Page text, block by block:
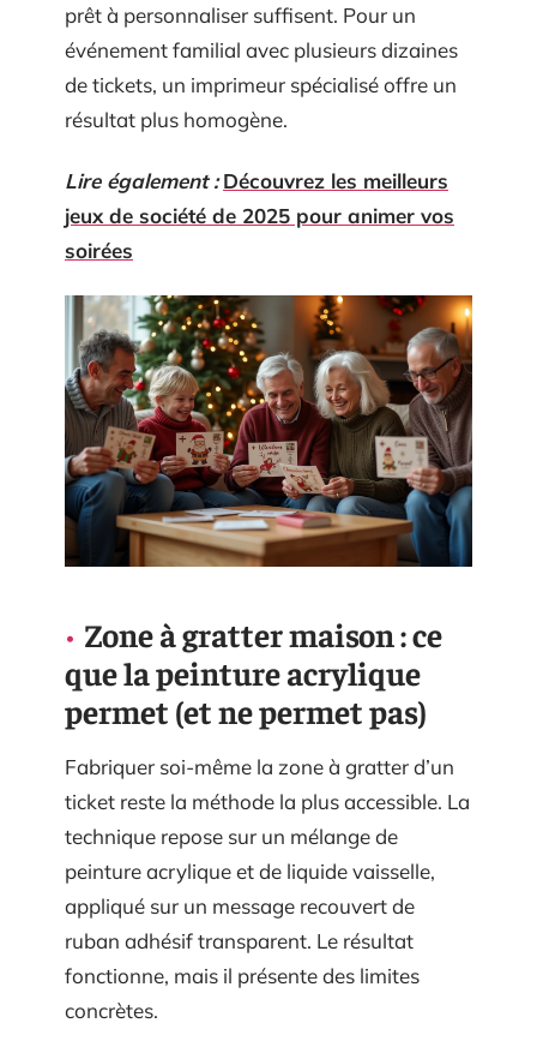
prêt à personnaliser suffisent. Pour un
événement familial avec plusieurs dizaines
de tickets, un imprimeur spécialisé offre un
résultat plus homogène.
Lire également : Découvrez les meilleurs
jeux de société de 2025 pour animer vos
soirées
Zone à gratter maison : ce
que la peinture acrylique
permet (et ne permet pas)
Fabriquer soi-même la zone à gratter d’un
ticket reste la méthode la plus accessible. La
technique repose sur un mélange de
peinture acrylique et de liquide vaisselle,
appliqué sur un message recouvert de
ruban adhésif transparent. Le résultat
fonctionne, mais il présente des limites
concrètes.